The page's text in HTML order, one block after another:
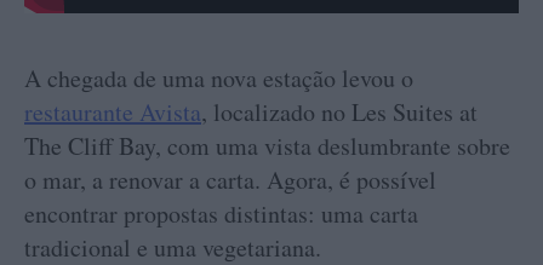
A chegada de uma nova estação levou o
restaurante Avista, localizado no Les Suites at
The Cliff Bay, com uma vista deslumbrante sobre
o mar, a renovar a carta. Agora, é possível
encontrar propostas distintas: uma carta
tradicional e uma vegetariana.